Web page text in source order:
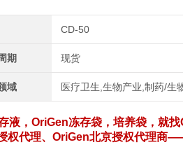
CD-50
期 现货
域 医疗卫生,生物产业,制药/生
液，OriGen冻存袋，培养袋，就
权代理、OriGen北京授权代理商